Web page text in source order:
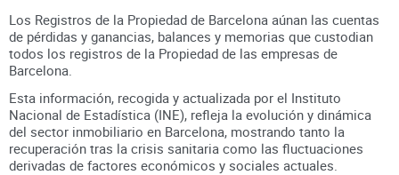
Los Registros de la Propiedad de Barcelona aúnan las cuentas
de pérdidas y ganancias, balances y memorias que custodian
todos los registros de la Propiedad de las empresas de
Barcelona
Esta información, recogida y actualizada por el Instituto
Nacional de Estadística (INE), refleja la evolución y dinámica
del sector inmobiliario en Barcelona, mostrando tanto la
recuperación tras la crisis sanitaria como las fluctuaciones
derivadas de factores económicos y sociales actuales.